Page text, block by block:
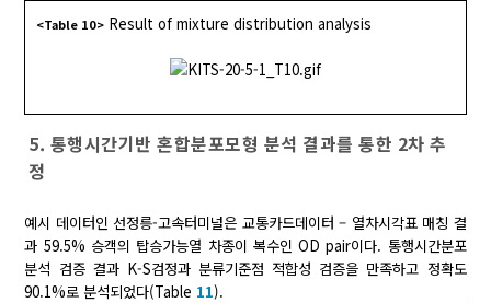
<Table 10> Result of mixture distribution analysis
5. 통행시간기반 혼합분포모형 분석 결과를 통한 2차 추
정
예시 데이터인 선정릉-고속터미널은 교통카드데이터 – 열차시각표 매칭 결
과 59.5% 승객의 탑승가능열 차종이 복수인 OD pair이다. 통행시간분포
분석 검증 결과 K-S검정과 분류기준점 적합성 검증을 만족하고 정확도
90.1%로 분석되었다(Table 11).